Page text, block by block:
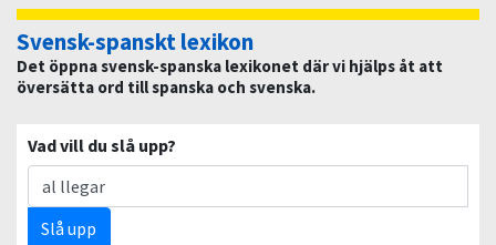
Svensk-spanskt lexikon
Det öppna svensk-spanska lexikonet där vi hjälps åt att
översätta ord till spanska och svenska.
Vad vill du slå upp?
Slå upp